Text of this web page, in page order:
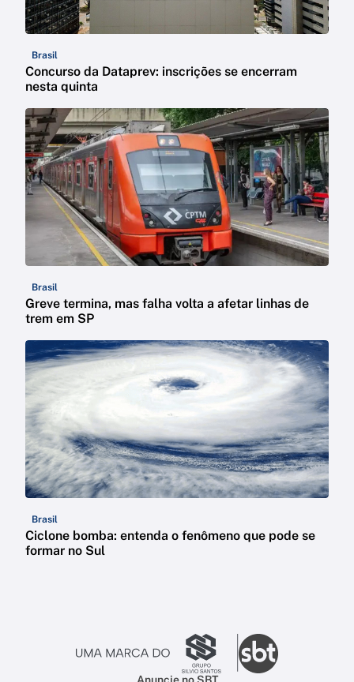
Brasil
Concurso da Dataprev: inscrições se encerram
nesta quinta
Brasil
Greve termina, mas falha volta a afetar linhas de
trem em SP
Brasil
Ciclone bomba: entenda o fenômeno que pode se
formar no Sul
Anuncie no SBT